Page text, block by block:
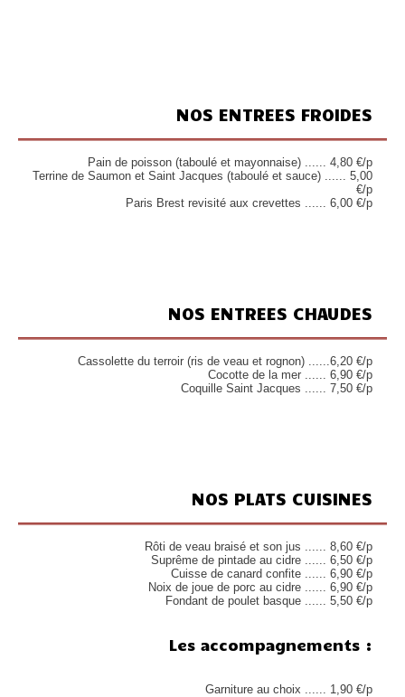
NOS ENTREES FROIDES
Pain de poisson (taboulé et mayonnaise) ...... 4,80 €/p
Terrine de Saumon et Saint Jacques (taboulé et sauce) ...... 5,00
€/p
Paris Brest revisité aux crevettes ...... 6,00 €/p
NOS ENTREES CHAUDES
Cassolette du terroir (ris de veau et rognon) ......6,20 €/p
Cocotte de la mer ...... 6,90 €/p
Coquille Saint Jacques ...... 7,50 €/p
NOS PLATS CUISINES
Rôti de veau braisé et son jus ...... 8,60 €/p
Suprême de pintade au cidre ...... 6,50 €/p
Cuisse de canard confite ...... 6,90 €/p
Noix de joue de porc au cidre ...... 6,90 €/p
Fondant de poulet basque ...... 5,50 €/p
Les accompagnements :
Garniture au choix ...... 1,90 €/p